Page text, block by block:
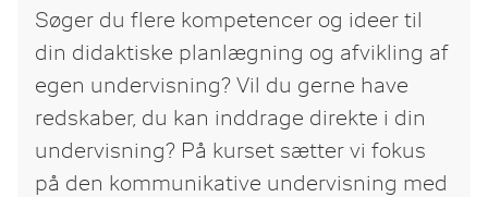
Søger du flere kompetencer og ideer til
din didaktiske planlægning og afvikling af
egen undervisning? Vil du gerne have
redskaber, du kan inddrage direkte i din
undervisning? På kurset sætter vi fokus
på den kommunikative undervisning med